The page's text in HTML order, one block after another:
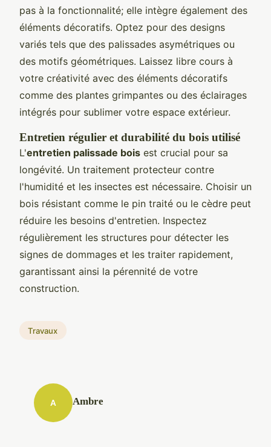
pas à la fonctionnalité; elle intègre également des
éléments décoratifs. Optez pour des designs
variés tels que des palissades asymétriques ou
des motifs géométriques. Laissez libre cours à
votre créativité avec des éléments décoratifs
comme des plantes grimpantes ou des éclairages
intégrés pour sublimer votre espace extérieur.
Entretien régulier et durabilité du bois utilisé
L'entretien palissade bois est crucial pour sa
longévité. Un traitement protecteur contre
l'humidité et les insectes est nécessaire. Choisir un
bois résistant comme le pin traité ou le cèdre peut
réduire les besoins d'entretien. Inspectez
régulièrement les structures pour détecter les
signes de dommages et les traiter rapidement,
garantissant ainsi la pérennité de votre
construction.
Travaux
A Ambre